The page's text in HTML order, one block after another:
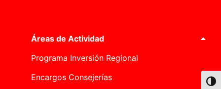
Áreas de Actividad
Programa Inversión Regional
Encargos Consejerías